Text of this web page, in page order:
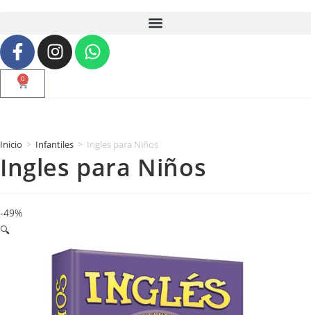
0
Inicio > Infantiles > Ingles para Niños
Ingles para Niños
-49%
🔍